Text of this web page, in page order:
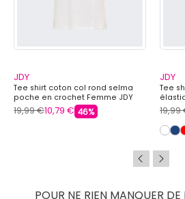
JDY
Tee shirt coton col rond selma
poche en crochet Femme JDY
19,99 €10,79 € 46%
JDY
Tee
19,99
POUR NE RIEN MANQUER